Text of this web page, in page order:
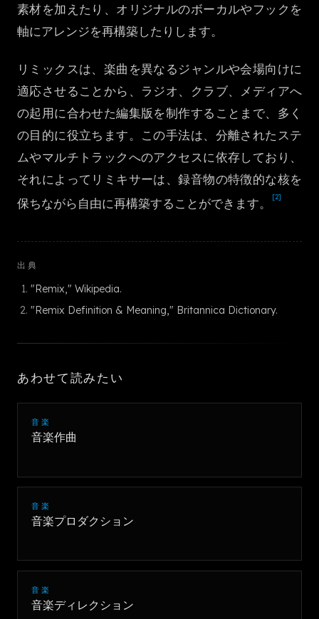
素材を加えたり、オリジナルのボーカルやフックを
軸にアレンジを再構築したりします。
リミックスは、楽曲を異なるジャンルや会場向けに
適応させることから、ラジオ、クラブ、メディアへ
の起用に合わせた編集版を制作することまで、多く
の目的に役立ちます。この手法は、分離されたステ
ムやマルチトラックへのアクセスに依存しており、
それによってリミキサーは、録音物の特徴的な核を
保ちながら自由に再構築することができます。
[2]
出典
"Remix," Wikipedia.
"Remix Definition & Meaning," Britannica Dictionary.
あわせて読みたい
音楽
音楽作曲
音楽
音楽プロダクション
音楽
音楽ディレクション